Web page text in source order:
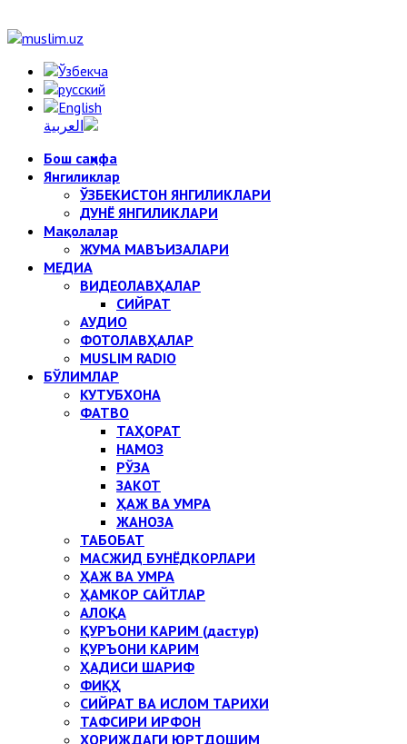
Бош саҳифа
Янгиликлар
ЎЗБЕКИСТОН ЯНГИЛИКЛАРИ
ДУНЁ ЯНГИЛИКЛАРИ
Мақолалар
ЖУМА МАВЪИЗАЛАРИ
МЕДИА
ВИДЕОЛАВҲАЛАР
СИЙРАТ
АУДИО
ФОТОЛАВҲАЛАР
MUSLIM RADIO
БЎЛИМЛАР
КУТУБХОНА
ФАТВО
ТАҲОРАТ
НАМОЗ
РЎЗА
ЗАКОТ
ҲАЖ ВА УМРА
ЖАНОЗА
ТАБОБАТ
МАСЖИД БУНЁДКОРЛАРИ
ҲАЖ ВА УМРА
ҲАМКОР САЙТЛАР
АЛОҚА
ҚУРЪОНИ КАРИМ (дастур)
ҚУРЪОНИ КАРИМ
ҲАДИСИ ШАРИФ
ФИҚҲ
СИЙРАТ ВА ИСЛОМ ТАРИХИ
ТАФСИРИ ИРФОН
ХОРИЖДАГИ ЮРТДОШИМ